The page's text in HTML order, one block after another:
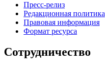
Пресс-релиз
Редакционная политика
Правовая информация
Формат ресурса
Сотрудничество